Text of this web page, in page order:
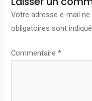
Votre adresse e-mail ne
obligatoires sont
Commentaire*